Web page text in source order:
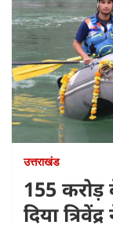
उत्तराखंड
155 करोड़
दिया